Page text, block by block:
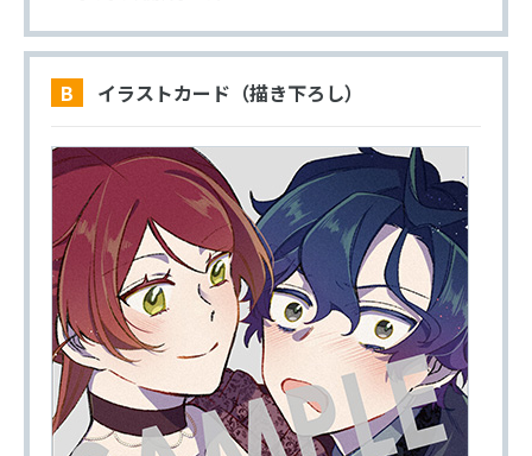
B イラストカード（描き下ろし）